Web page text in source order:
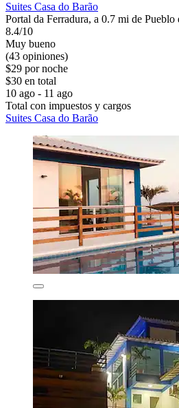
Suites Casa do Barão
Portal da Ferradura, a 0.7 mi de Pueblo
8.4/10
Muy bueno
(43 opiniones)
$29 por noche
$30 en total
10 ago - 11 ago
Total con impuestos y cargos
Suites Casa do Barão